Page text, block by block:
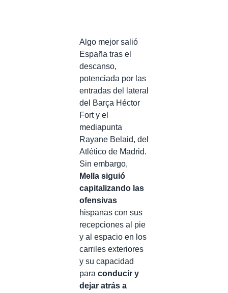
Algo mejor salió
España tras el
descanso,
potenciada por las
entradas del lateral
del Barça Héctor
Fort y el
mediapunta
Rayane Belaid, del
Atlético de Madrid.
Sin embargo,
Mella siguió
capitalizando las
ofensivas
hispanas con sus
recepciones al pie
y al espacio en los
carriles exteriores
y su capacidad
para conducir y
dejar atrás a